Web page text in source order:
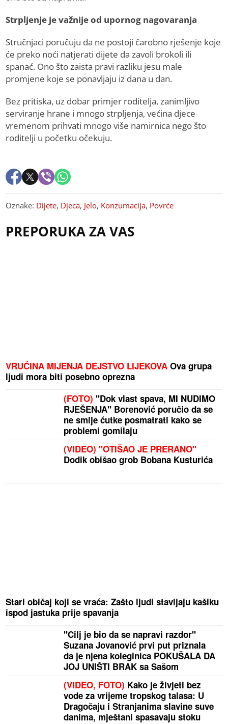
Strpljenje je važnije od upornog nagovaranja
Stručnjaci poručuju da ne postoji čarobno rješenje koje
će preko noći natjerati dijete da zavoli brokoli ili
spanać. Ono što zaista pravi razliku jesu male
promjene koje se ponavljaju iz dana u dan.
Bez pritiska, uz dobar primjer roditelja, zanimljivo
serviranje hrane i mnogo strpljenja, većina djece
vremenom prihvati mnogo više namirnica nego što
roditelji u početku očekuju.
Oznake: Dijete, Djeca, Jelo, Konzumacija, Povrće
PREPORUKA ZA VAS
VRUĆINA MIJENJA DEJSTVO LIJEKOVA Ova grupa
ljudi mora biti posebno oprezna
(FOTO) "Dok vlast spava, MI NUDIMO
RJEŠENJA" Borenović poručio da se
ne smije ćutke posmatrati kako se
problemi gomilaju
(VIDEO) "OTIŠAO JE PRERANO"
Dodik obišao grob Bobana Kusturića
Stari običaj koji se vraća: Zašto ljudi stavljaju kašiku
ispod jastuka prije spavanja
"Cilj je bio da se napravi razdor"
Suzana Jovanović prvi put priznala
da je njena koleginica POKUŠALA DA
JOJ UNIŠTI BRAK sa Sašom
(VIDEO, FOTO) Kako je živjeti bez
vode za vrijeme tropskog talasa: U
Dragočaju i Stranjanima slavine suve
danima, mještani spasavaju stoku